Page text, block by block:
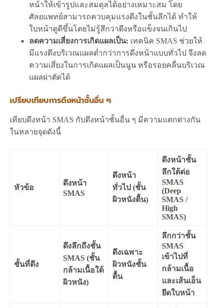
หน้าให้เข้ารูปและสมดุลได้อย่างเหมาะสม โดย
ศัลยแพทย์สามารถควบคุมแรงดึงในชั้นลึกได้ ทำให้
ใบหน้าดูดีขึ้นโดยไม่รู้สึกว่าตึงหรือแข็งจนเกินไป
ลดความเสี่ยงการเกิดแผลเป็น: เทคนิค SMAS ช่วยให้
มีแรงตึงบริเวณแผลต่ำกว่าการดึงหน้าแบบทั่วไป จึงลด
ความเสี่ยงในการเกิดแผลเป็นนูน หรือรอยคลื่นบริเวณ
แผลผ่าตัดได้
เปรียบเทียบการดึงหน้าชั้นอื่น ๆ
เทียบดึงหน้า SMAS กับดึงหน้าชั้นอื่น ๆ มีความแตกต่างกัน
ในหลายจุดดังนี้
หัวข้อ
ดึงหน้า
SMAS
ดึงหน้า
ทั่วไป (ชั้น
ผิวหนังตื้น)
ดึงหน้าชั้น
ลึกใต้ต่อ
SMAS
(Deep
SMAS /
High
SMAS)
ชั้นที่ดึง
ดึงลึกถึงชั้น
SMAS (ชั้น
กล้ามเนื้อใต้
ผิวหนัง)
ดึงเฉพาะ
ผิวหนังชั้น
ตื้น
ลึกกว่าชั้น
SMAS
เข้าไปที่
กล้ามเนื้อ
และเส้นเอ็น
ยึดใบหน้า